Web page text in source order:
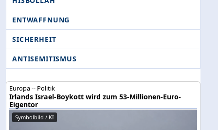
ENTWAFFNUNG
SICHERHEIT
ANTISEMITISMUS
Europa -- Politik
Irlands Israel-Boykott wird zum 53-Millionen-Euro-
Eigentor
Symbolbild / KI